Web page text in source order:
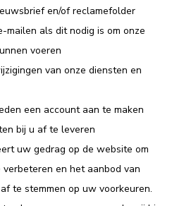
en/of reclamefolder
mailen als dit nodig is om onze
voeren
van onze diensten en
een account aan te maken
bij u af te leveren
uw gedrag op de website om
en het aanbod van
te stemmen op uw voorkeuren.